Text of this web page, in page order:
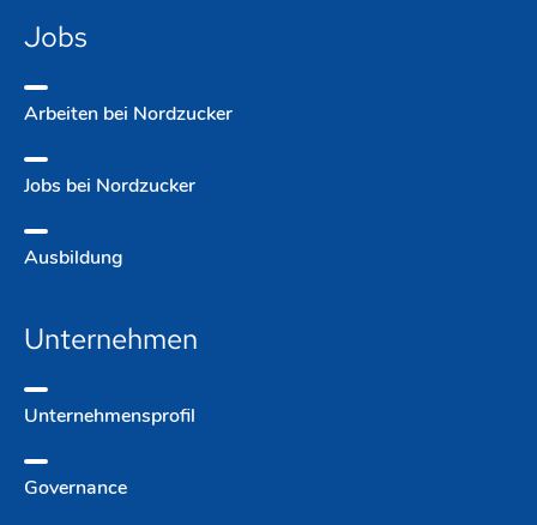
Jobs
Arbeiten bei Nordzucker
Jobs bei Nordzucker
Ausbildung
Unternehmen
Unternehmens­profil
Governance